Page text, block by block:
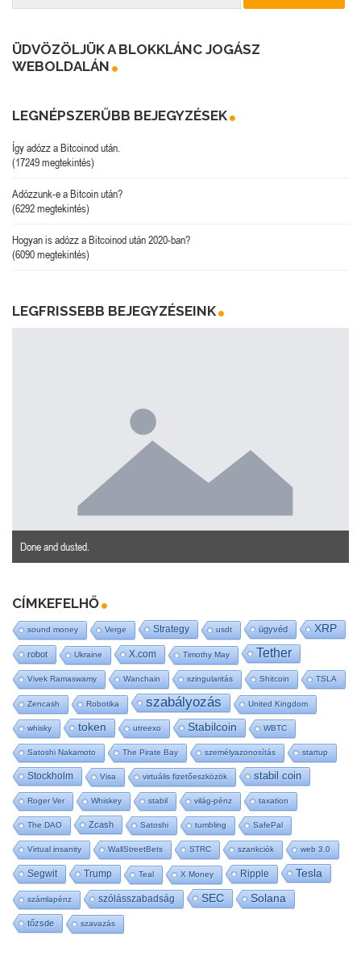
ÜDVÖZÖLJÜK A BLOKKLÁNC JOGÁSZ
WEBOLDALÁN
LEGNÉPSZERŰBB BEJEGYZÉSEK
Így adózz a Bitcoinod után.
(17249 megtekintés)
Adózzunk-e a Bitcoin után?
(6292 megtekintés)
Hogyan is adózz a Bitcoinod után 2020-ban?
(6090 megtekintés)
LEGFRISSEBB BEJEGYZÉSEINK
Done and dusted.
CÍMKEFELHŐ
sound money Verge Strategy usdt ügyvéd XRP
robot Ukraine X.com Timothy May Tether
Vivek Ramaswamy Wanchain szingularitás Shitcoin TSLA
Zencash Robotika szabályozás United Kingdom
whisky token utreexo Stabilcoin WBTC
Satoshi Nakamoto The Pirate Bay személyazonosítás startup
Stockholm Visa virtuális fizetőeszközök stabil coin
Roger Ver Whiskey stabil világ-pénz taxation
The DAO Zcash Satoshi tumbling SafePal
Virtual insanity WallStreetBets STRC szankciók web 3.0
Segwit Trump Teal X Money Ripple Tesla
számlapénz szólásszabadság SEC Solana
tőzsde szavazás